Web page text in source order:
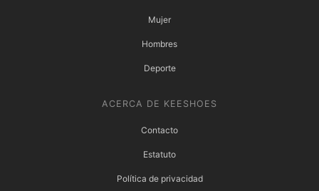
Mujer
Hombres
Deporte
ACERCA DE KEESHOES
Contacto
Estatuto
Política de privacidad